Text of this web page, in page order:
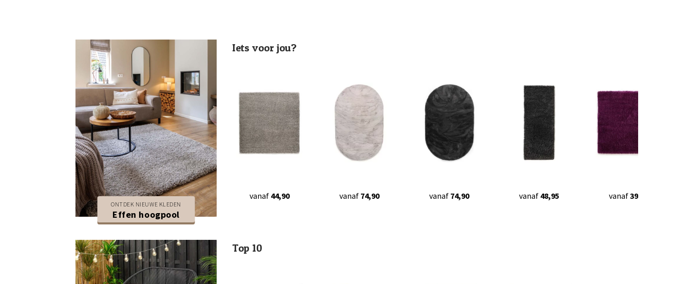
ONTDEK NIEUWE KLEDEN
Effen hoogpool
Iets voor jou?
vanaf 44,90 vanaf 74,90 vanaf 74,90 vanaf 48,95 vanaf39,90
Top 10